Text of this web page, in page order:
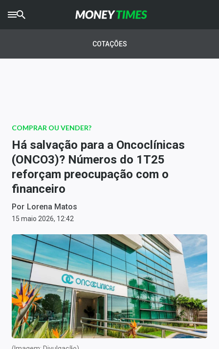
AGROTIMES
Newsletters
Money Trader
Anuncie
Últimas Notícias
Cotações
Comprar ou vender?
Carteiras Recomendadas
Central de Dividendos
Central de Fundos Imobiliários
COTAÇÕES
COMPRAR OU VENDER?
Há salvação para a Oncoclínicas
(ONCO3)? Números do 1T25
reforçam preocupação com o
financeiro
Por Lorena Matos
15 maio 2026, 12:42